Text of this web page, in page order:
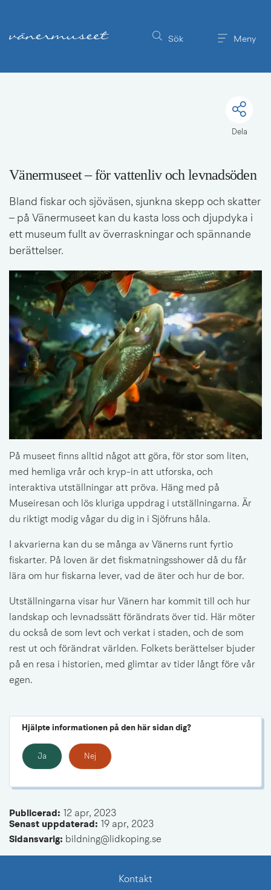
Sök Meny
Dela
Vänermuseet – för vattenliv och levnadsöden
Bland fiskar och sjöväsen, sjunkna skepp och skatter
– på Vänermuseet kan du kasta loss och djupdyka i
ett museum fullt av överraskningar och spännande
berättelser.
På museet finns alltid något att göra, för stor som liten,
med hemliga vrår och kryp-in att utforska, och
interaktiva utställningar att pröva. Häng med på
Museiresan och lös kluriga uppdrag i utställningarna. Är
du riktigt modig vågar du dig in i Sjöfruns håla.
I akvarierna kan du se många av Vänerns runt fyrtio
fiskarter. På loven är det fiskmatningsshower då du får
lära om hur fiskarna lever, vad de äter och hur de bor.
Utställningarna visar hur Vänern har kommit till och hur
landskap och levnadssätt förändrats över tid. Här möter
du också de som levt och verkat i staden, och de som
rest ut och förändrat världen. Folkets berättelser bjuder
på en resa i historien, med glimtar av tider långt före vår
egen.
Hjälpte informationen på den här sidan dig?
Ja Nej
Publicerad:
12 apr, 2023
Senast uppdaterad:
19 apr, 2023
Sidansvarig: bildning@lidkoping.se
Kontakt